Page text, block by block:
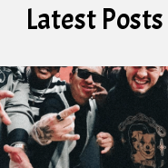
Latest Posts